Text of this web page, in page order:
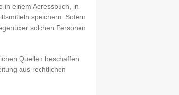
in einem Adressbuch, in
speichern. Sofern
solchen Personen
Quellen beschaffen
aus rechtlichen